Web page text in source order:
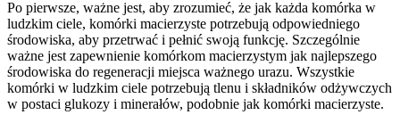
Po pierwsze, ważne jest, aby zrozumieć, że jak każda komórka w
ludzkim ciele, komórki macierzyste potrzebują odpowiedniego
środowiska, aby przetrwać i pełnić swoją funkcję. Szczególnie
ważne jest zapewnienie komórkom macierzystym jak najlepszego
środowiska do regeneracji miejsca ważnego urazu. Wszystkie
komórki w ludzkim ciele potrzebują tlenu i składników odżywczych
w postaci glukozy i minerałów, podobnie jak komórki macierzyste.